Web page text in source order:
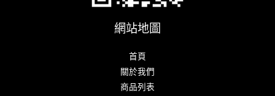
網站地圖
首頁
關於我們
商品列表